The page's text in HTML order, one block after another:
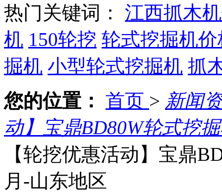
热门关键词： 江西抓木
机 150轮挖 轮式挖掘机
掘机 小型轮式挖掘机 抓
您的位置： 首页 > 新闻
动】宝鼎BD80W轮式挖
【轮挖优惠活动】宝鼎
月-山东地区